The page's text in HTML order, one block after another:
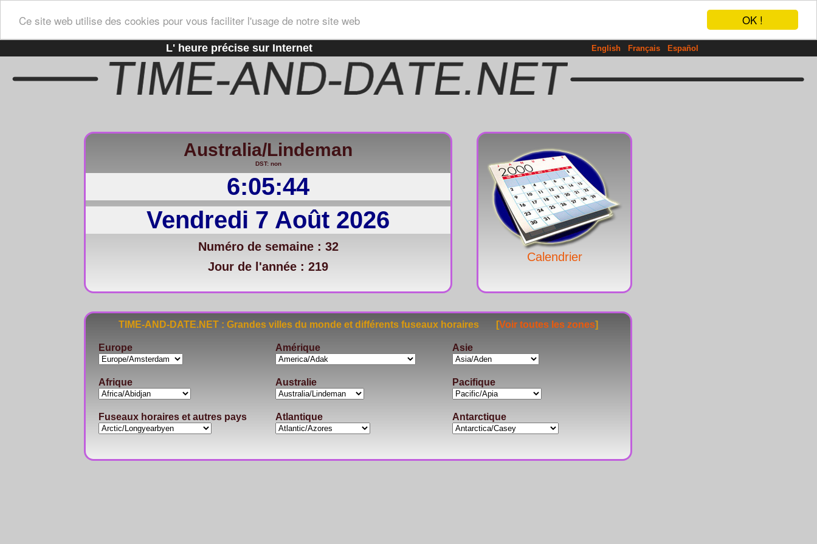
OK !
Ce site web utilise des cookies pour vous faciliter l'usage de notre site web
L' heure précise sur Internet English Français Español
Australia/Lindeman
DST: non
6:05:44
Vendredi 7 Août 2026
Numéro de semaine : 32
Jour de l'année : 219
Calendrier
TIME-AND-DATE.NET : Grandes villes du monde et différents fuseaux horaires [Voir toutes les zones]
Europe Amérique Asie
Afrique Australie Pacifique
Fuseaux horaires et autres pays Atlantique Antarctique